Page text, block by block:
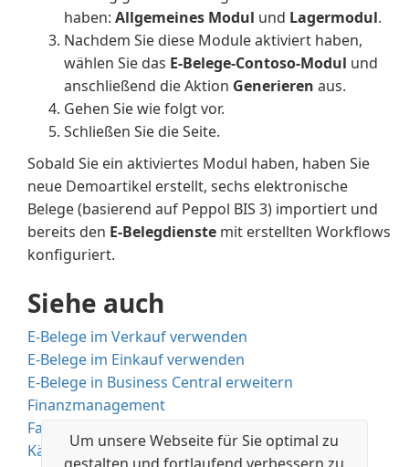
Um unsere Webseite für Sie optimal zu
haben: Allgemeines Modul und Lagermodul.
Nachdem Sie diese Module aktiviert haben,
wählen Sie das E-Belege-Contoso-Modul und
anschließend die Aktion Generieren aus.
Gehen Sie wie folgt vor.
Schließen Sie die Seite.
Sobald Sie ein aktiviertes Modul haben, haben Sie
neue Demoartikel erstellt, sechs elektronische
Belege (basierend auf Peppol BIS 3) importiert und
bereits den E-Belegdienste mit erstellten Workflows
konfiguriert.
Siehe auch
E-Belege im Verkauf verwenden
E-Belege im Einkauf verwenden
E-Belege in Business Central erweitern
Finanzmanagement
Fakturieren eines Verkaufs
Käufe mit Einkaufsrechnungen und Bestellungen